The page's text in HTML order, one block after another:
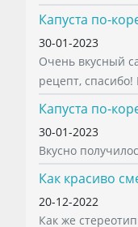
Капуста по-
30-01-2023
Очень вкусный
рецепт,
Капуста по-
30-01-2023
Вкусно
Как красиво
20-12-2022
Как же